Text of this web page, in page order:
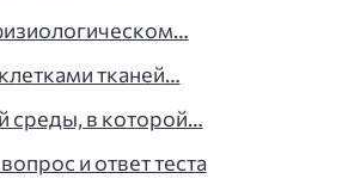
тканей…
среды, в которой…
и ответ теста